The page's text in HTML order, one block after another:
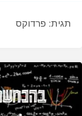
תגית: פרדוקס